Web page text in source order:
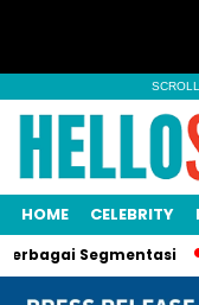
HOME CELEBRITY